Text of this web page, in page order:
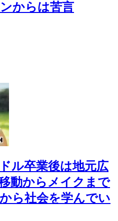
からは苦言
ル卒業後は地元広
動からメイクまで
ら社会を学んでい